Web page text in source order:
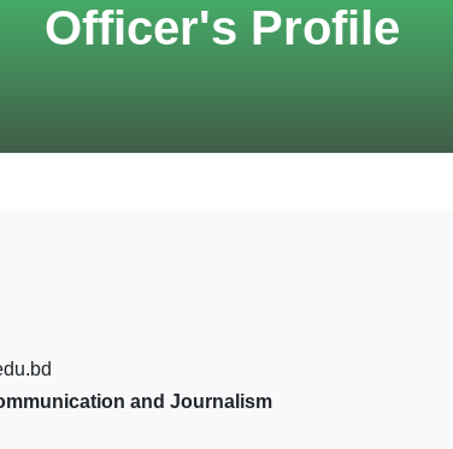
Officer's Profile
and Journalism